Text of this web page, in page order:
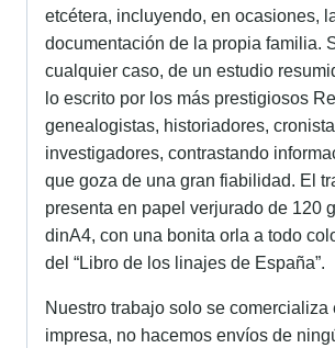
etcétera, incluyendo, en ocasiones,
documentación de la propia familia.
cualquier caso, de un estudio
lo escrito por los más prestigiosos
genealogistas, historiadores,
investigadores, contrastando
que goza de una gran fiabilidad. El
presenta en papel verjurado de 120
dinA4, con una bonita orla a todo
del “Libro de los linajes de España”.
Nuestro trabajo solo se comercializa
impresa, no hacemos envíos de